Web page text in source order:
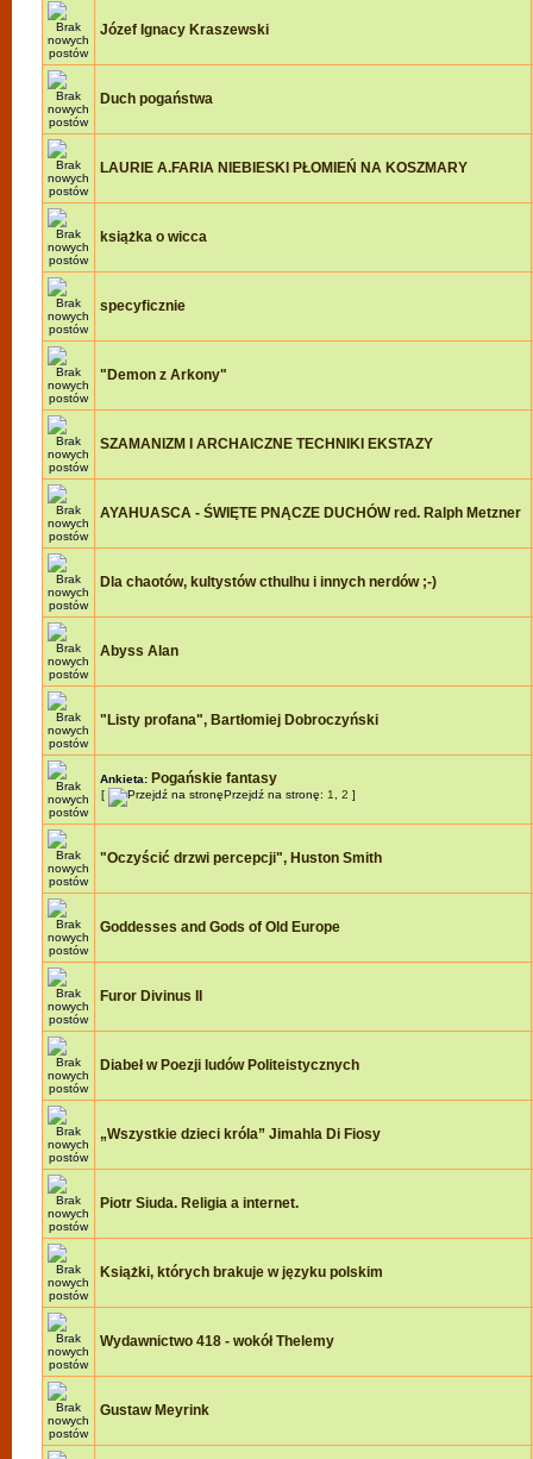
Józef Ignacy Kraszewski
Duch pogaństwa
LAURIE A.FARIA NIEBIESKI PŁOMIEŃ NA KOSZMARY
książka o wicca
specyficznie
"Demon z Arkony"
SZAMANIZM I ARCHAICZNE TECHNIKI EKSTAZY
AYAHUASCA - ŚWIĘTE PNĄCZE DUCHÓW red. Ralph Metzner
Dla chaotów, kultystów cthulhu i innych nerdów ;-)
Abyss Alan
"Listy profana", Bartłomiej Dobroczyński
Ankieta: Pogańskie fantasy
[ Przejdź na stronę: 1 2 ]
"Oczyścić drzwi percepcji", Huston Smith
Goddesses and Gods of Old Europe
Furor Divinus II
Diabeł w Poezji ludów Politeistycznych
„Wszystkie dzieci króla” Jimahla Di Fiosy
Piotr Siuda. Religia a internet.
Książki, których brakuje w języku polskim
Wydawnictwo 418 - wokół Thelemy
Gustaw Meyrink